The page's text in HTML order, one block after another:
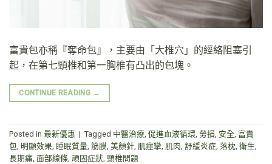
富貴包亦稱『奪命包』，主要由「大椎穴」的經絡阻塞引
起，在第七頸椎和第一胸椎有凸出的包塊。
CONTINUE READING →
Posted in 最新優惠 | Tagged 中醫治療, 促進血液循環, 勞損, 安全, 富貴
包, 明顯效果, 睡眠質量, 筋膜, 美顏針, 肌痙攣, 肌肉, 舒緩炎症, 落枕, 衛生,
長期痛, 面部線條, 頑固症狀, 頸椎問題